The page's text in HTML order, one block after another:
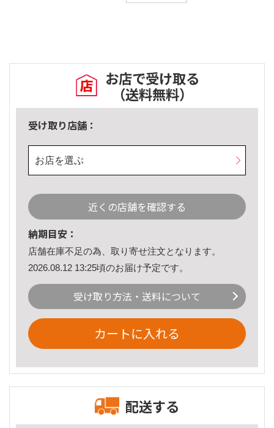
お店で受け取る
（送料無料）
受け取り店舗：
お店を選ぶ
近くの店舗を確認する
納期目安：
店舗在庫不足の為、取り寄せ注文となります。
2026.08.12 13:25頃のお届け予定です。
受け取り方法・送料について
カートに入れる
配送する